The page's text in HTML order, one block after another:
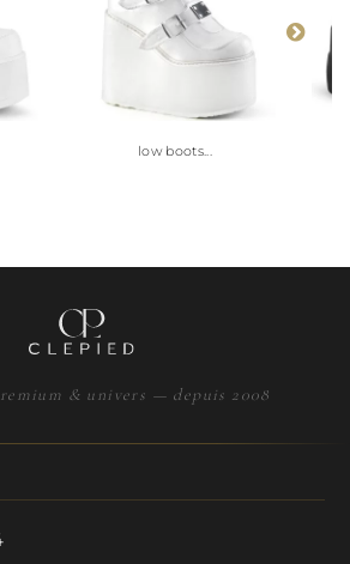
low boots...
& univers — depuis 2008